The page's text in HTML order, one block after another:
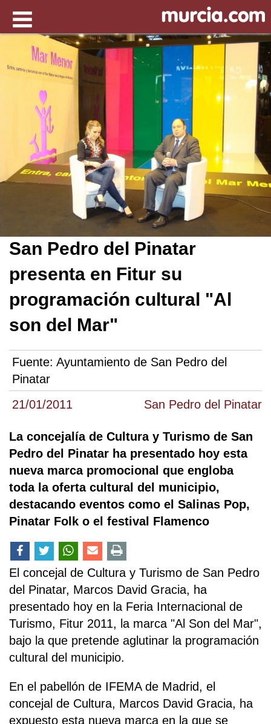
21/01/2011 San Pedro del Pinatar
San Pedro del Pinatar
presenta en Fitur su
programación cultural "Al
son del Mar"
Fuente: Ayuntamiento de San Pedro del
Pinatar
La concejalía de Cultura y Turismo de San
Pedro del Pinatar ha presentado hoy esta
nueva marca promocional que engloba
toda la oferta cultural del municipio,
destacando eventos como el Salinas Pop,
Pinatar Folk o el festival Flamenco
El concejal de Cultura y Turismo de San Pedro
del Pinatar, Marcos David Gracia, ha
presentado hoy en la Feria Internacional de
Turismo, Fitur 2011, la marca "Al Son del Mar",
bajo la que pretende aglutinar la programación
cultural del municipio.
En el pabellón de IFEMA de Madrid, el
concejal de Cultura, Marcos David Gracia, ha
expuesto esta nueva marca en la que se